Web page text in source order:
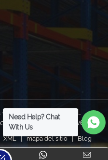
Guangzhou Co., Ltd..
. | Soporta red IPv6
XML | mapa del sitio | Blog
Need Help? Chat
With Us